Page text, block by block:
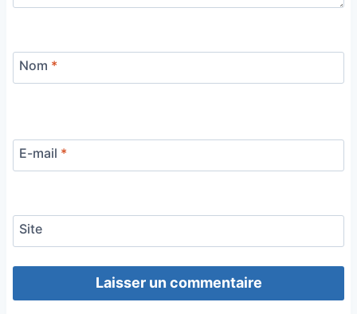
Nom *
E-mail *
Site